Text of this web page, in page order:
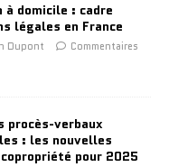
domicile : cadre
légales en France
Dupont
Commentaires
procès-verbaux
: les nouvelles
pour 2025